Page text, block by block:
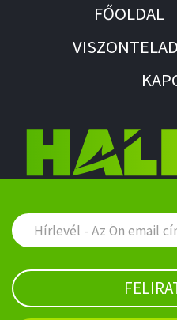
FŐOLDAL